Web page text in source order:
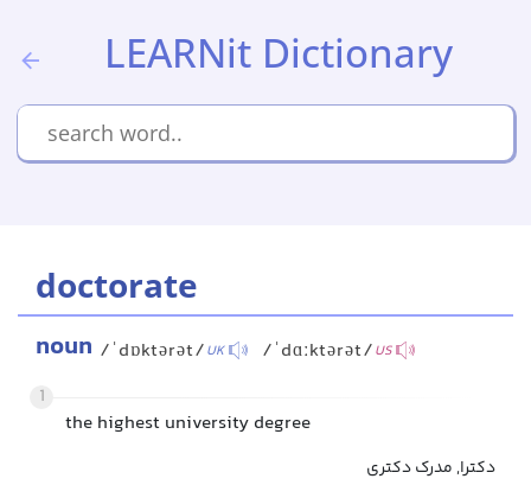
LEARNit Dictionary
doctorate
noun /ˈdɒktərət/UK /ˈdɑːktərət/US
1
the highest university degree
دکترا, مدرک دکتری